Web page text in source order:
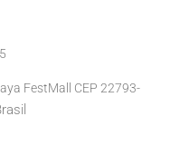
FestMall CEP 22793-